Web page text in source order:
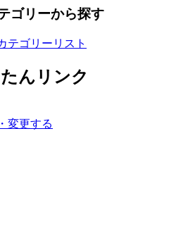
ゴリーから探す
テゴリーリスト
んリンク
変更する